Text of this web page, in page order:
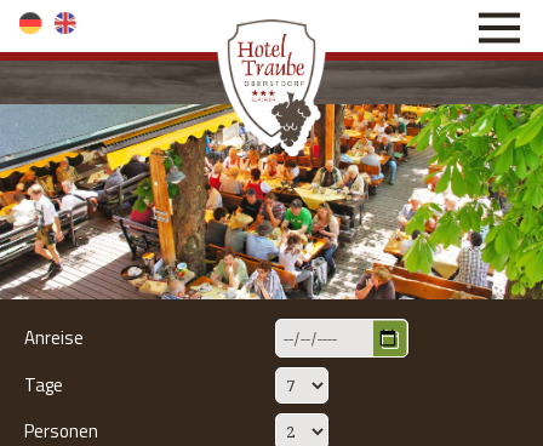
direkt zur Navigation
direkt zum Inhalt
Anreise
Tage
Personen